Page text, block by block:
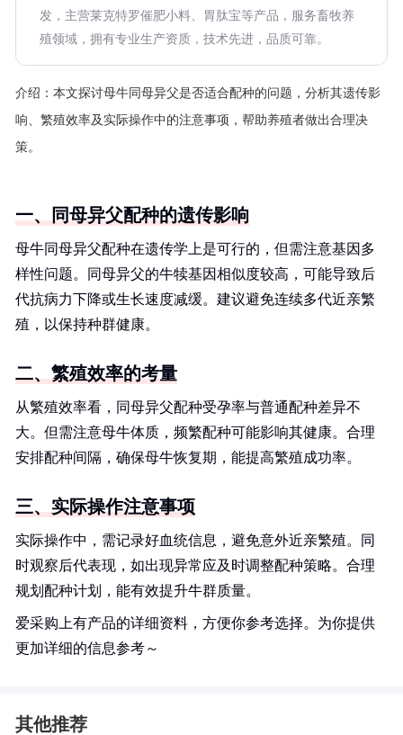
发，主营莱克特罗催肥小料、胃肽宝等产品，服务畜牧养
殖领域，拥有专业生产资质，技术先进，品质可靠。
介绍： 本文探讨母牛同母异父是否适合配种的问题，分析其遗传影
响、繁殖效率及实际操作中的注意事项，帮助养殖者做出合理决
策。
一、同母异父配种的遗传影响
母牛同母异父配种在遗传学上是可行的，但需注意基因多
样性问题。同母异父的牛犊基因相似度较高，可能导致后
代抗病力下降或生长速度减缓。建议避免连续多代近亲繁
殖，以保持种群健康。
二、繁殖效率的考量
从繁殖效率看，同母异父配种受孕率与普通配种差异不
大。但需注意母牛体质，频繁配种可能影响其健康。合理
安排配种间隔，确保母牛恢复期，能提高繁殖成功率。
三、实际操作注意事项
实际操作中，需记录好血统信息，避免意外近亲繁殖。同
时观察后代表现，如出现异常应及时调整配种策略。合理
规划配种计划，能有效提升牛群质量。
爱采购上有产品的详细资料，方便你参考选择。为你提供
更加详细的信息参考～
其他推荐